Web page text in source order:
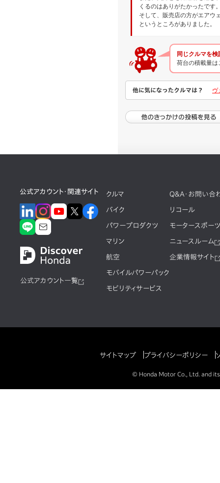
くるのはありがたかったです
そして、販売店の方がエアウ
というところがありました。
同じクルマを
荷台の積載量は
他に気になったクルマは？ ヴ
公式アカウント・関連サイト
公式アカウント一覧
クルマ
バイク
パワープロダクツ
マリン
航空
モバイルパワーパック
モビリティサービス
Q&A・お問い合
リコール
モータースポーツ
ニュースルーム
企業情報サイト
サイトマップ プライバシーポリシー
© Honda Motor Co., Ltd. and